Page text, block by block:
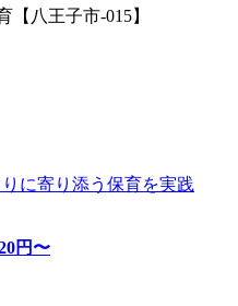
八王子市-015】
に寄り添う保育を実践
円〜